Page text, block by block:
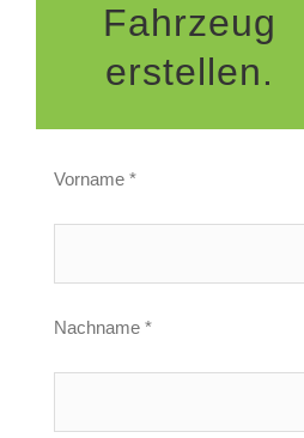
Fahrzeug
erstellen.
Vorname *
Nachname *